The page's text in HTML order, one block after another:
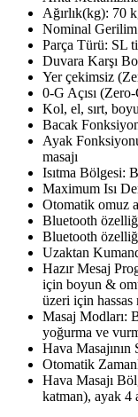
Ağırlık(kg): 70
Nominal
Parça Türü: SL
Duvara Karşı
Yer çekimsiz
0-G Açısı
Kol, el, sırt,
Bacak
Ayak
masajı
Isıtma Bölgesi:
Maximum Isı
Otomatik omuz
Bluetooth
Bluetooth
Uzaktan
Hazır Mesaj
için boyun &
üzeri için hassas
Masaj Modları:
yoğurma ve
Hava
Otomatik
Hava Masajı
katman), ayak 4